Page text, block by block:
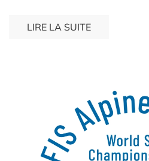
LIRE LA SUITE